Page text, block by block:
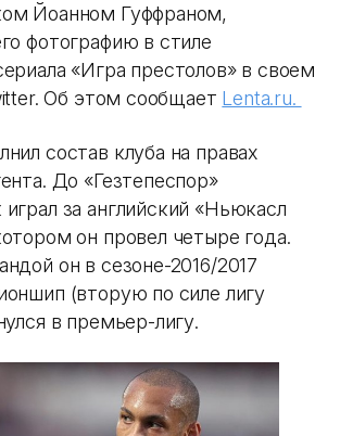
Йоанном Гуффраном,
фотографию в стиле
«Игра престолов» в своем
Об этом сообщает Lenta.ru.
состав клуба на правах
До «Гезтепеспор»
за английский «Ньюкасл
он провел четыре года.
он в сезоне-2016/2017
(вторую по силе лигу
в премьер-лигу.